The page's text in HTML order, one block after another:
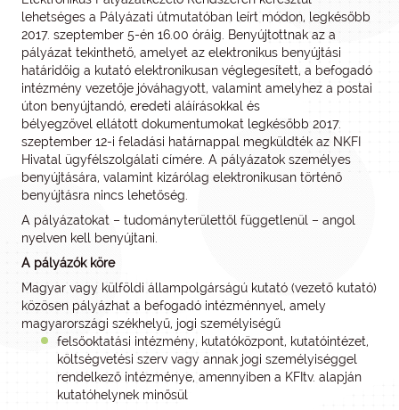
lehetséges a Pályázati útmutatóban leírt módon, legkésőbb
2017. szeptember 5-én 16.00 óráig. Benyújtottnak az a
pályázat tekinthető, amelyet az elektronikus benyújtási
határidőig a kutató elektronikusan véglegesített, a befogadó
intézmény vezetője jóváhagyott, valamint amelyhez a postai
úton benyújtandó, eredeti aláírásokkal és
bélyegzővel ellátott dokumentumokat legkésőbb 2017.
szeptember 12-i feladási határnappal megküldték az NKFI
Hivatal ügyfélszolgálati címére. A pályázatok személyes
benyújtására, valamint kizárólag elektronikusan történő
benyújtásra nincs lehetőség.
A pályázatokat – tudományterülettől függetlenül – angol
nyelven kell benyújtani.
A pályázók köre
Magyar vagy külföldi állampolgárságú kutató (vezető kutató)
közösen pályázhat a befogadó intézménnyel, amely
magyarországi székhelyű, jogi személyiségű
felsőoktatási intézmény, kutatóközpont, kutatóintézet,
költségvetési szerv vagy annak jogi személyiséggel
rendelkező intézménye, amennyiben a KFItv. alapján
kutatóhelynek minősül